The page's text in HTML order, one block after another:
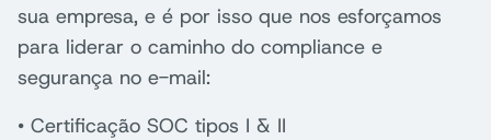
sua empresa, e é por isso que nos esforçamos
para liderar o caminho do compliance e
segurança no e-mail:
• Certificação SOC tipos I & II